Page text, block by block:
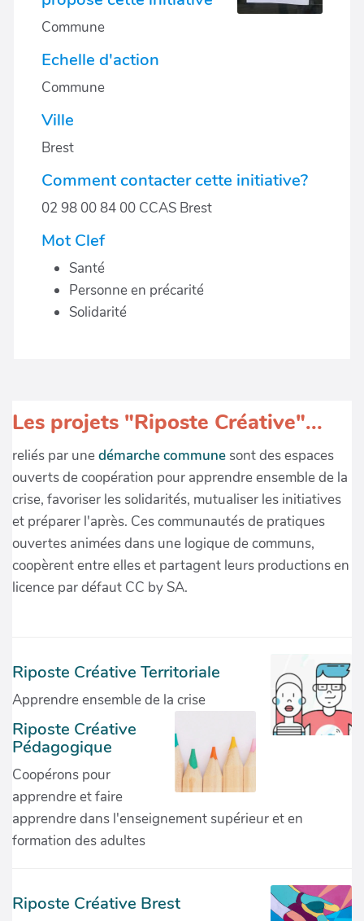
Commune
Echelle d'action
Commune
Ville
Brest
Comment contacter cette initiative?
02 98 00 84 00 CCAS Brest
Mot Clef
Santé
Personne en précarité
Solidarité